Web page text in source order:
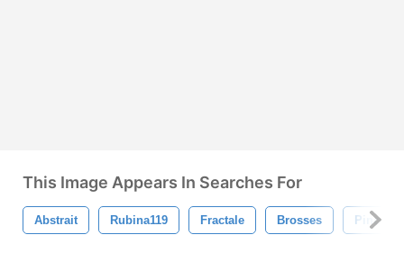
This Image Appears In Searches For
Abstrait Rubina119 Fractale Brosses